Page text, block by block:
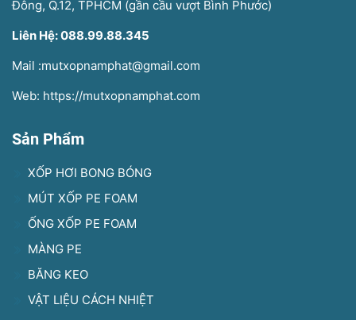
Đông, Q.12, TPHCM (gần cầu vượt Bình Phước)
Liên Hệ: 088.99.88.345
Mail :mutxopnamphat@gmail.com
Web: https://mutxopnamphat.com
Sản Phẩm
XỐP HƠI BONG BÓNG
MÚT XỐP PE FOAM
ỐNG XỐP PE FOAM
MÀNG PE
BĂNG KEO
VẬT LIỆU CÁCH NHIỆT